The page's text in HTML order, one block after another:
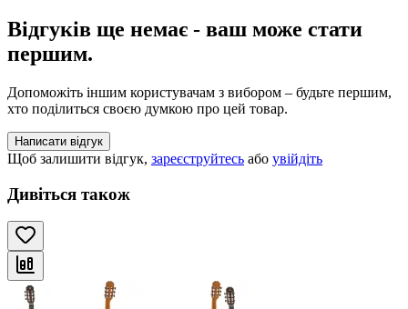
Відгуків ще немає - ваш може стати
першим.
Допоможіть іншим користувачам з вибором – будьте першим,
хто поділиться своєю думкою про цей товар.
Написати відгук
Щоб залишити відгук, зареєструйтесь або увійдіть
Дивіться також